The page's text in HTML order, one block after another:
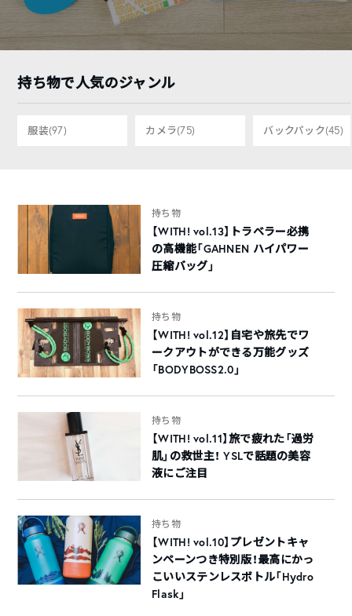
持ち物で人気のジャンル
服装(97) カメラ(75) バックパック(45)
持ち物
【WITH! vol.13】トラベラー必携
の高機能「GAHNEN ハイパワー
圧縮バッグ」
持ち物
【WITH! vol.12】自宅や旅先でワ
ークアウトができる万能グッズ
「BODYBOSS2.0」
持ち物
【WITH! vol.11】旅で疲れた「過労
肌」の救世主！ YSLで話題の美容
液にご注目
持ち物
【WITH! vol.10】プレゼントキャ
ンペーンつき特別版！最高にかっ
こいいステンレスボトル「Hydro
Flask」